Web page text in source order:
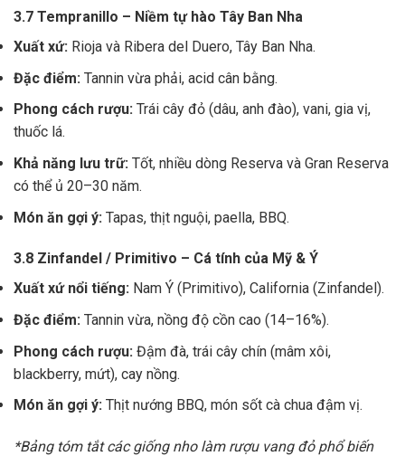
3.7 Tempranillo – Niềm tự hào Tây Ban Nha
Xuất xứ: Rioja và Ribera del Duero, Tây Ban Nha.
Đặc điểm: Tannin vừa phải, acid cân bằng.
Phong cách rượu: Trái cây đỏ (dâu, anh đào), vani, gia vị,
thuốc lá.
Khả năng lưu trữ: Tốt, nhiều dòng Reserva và Gran Reserva
có thể ủ 20–30 năm.
Món ăn gợi ý: Tapas, thịt nguội, paella, BBQ.
3.8 Zinfandel / Primitivo – Cá tính của Mỹ & Ý
Xuất xứ nổi tiếng: Nam Ý (Primitivo), California (Zinfandel).
Đặc điểm: Tannin vừa, nồng độ cồn cao (14–16%).
Phong cách rượu: Đậm đà, trái cây chín (mâm xôi,
blackberry, mứt), cay nồng.
Món ăn gợi ý: Thịt nướng BBQ, món sốt cà chua đậm vị.
*Bảng tóm tắt các giống nho làm rượu vang đỏ phổ biến